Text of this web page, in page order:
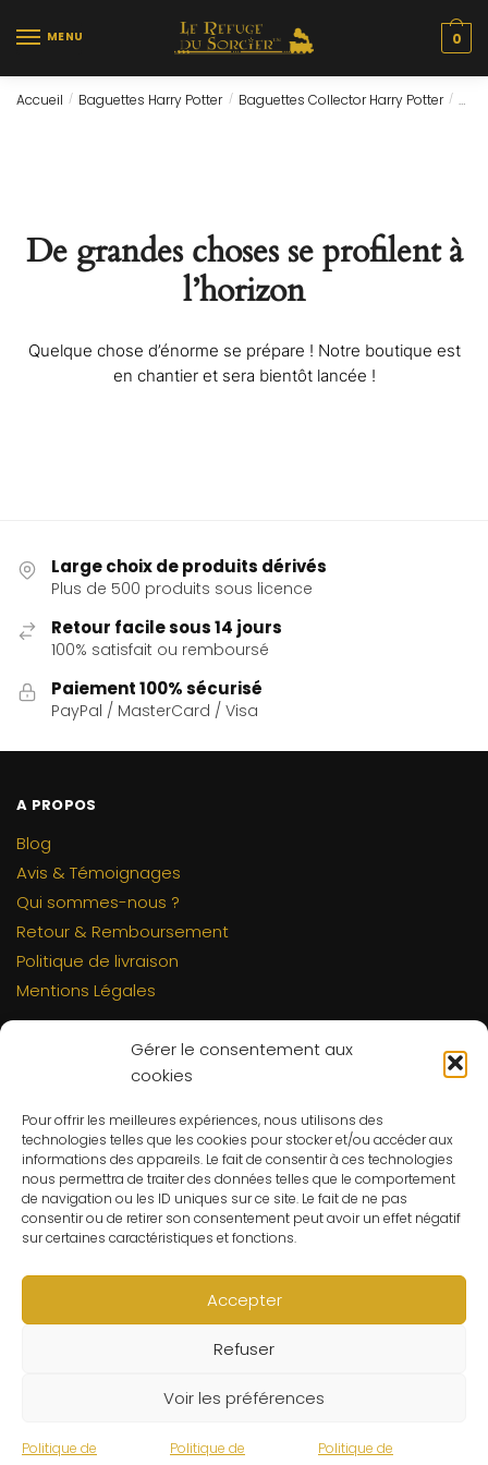
Gérer le consentement aux
cookies
Pour offrir les meilleures expériences, nous utilisons des
technologies telles que les cookies pour stocker et/ou accéder aux
informations des appareils. Le fait de consentir à ces technologies
nous permettra de traiter des données telles que le comportement
de navigation ou les ID uniques sur ce site. Le fait de ne pas
consentir ou de retirer son consentement peut avoir un effet négatif
sur certaines caractéristiques et fonctions.
Accepter
Refuser
Voir les préférences
Politique de Politique de Politique de
MENU 0
Accueil / Baguettes Harry Potter / Baguettes Collector Harry Potter /
De grandes choses se profilent à
l’horizon
Quelque chose d’énorme se prépare ! Notre boutique est
en chantier et sera bientôt lancée !
Large choix de produits dérivés
Plus de 500 produits sous licence
Retour facile sous 14 jours
100% satisfait ou remboursé
Paiement 100% sécurisé
PayPal / MasterCard / Visa
A PROPOS
Blog
Avis & Témoignages
Qui sommes-nous ?
Retour & Remboursement
Politique de livraison
Mentions Légales
Contact
C.G.V
Suivre ma commande
CONTACT
Un problème ? Une question ? Le Refuge du Sorcier™ est
à votre disposition 7j/7 et 24h/24.
Notre règle d’or ? Un client 100% satisfait.
© Le Refuge du Sorcier™